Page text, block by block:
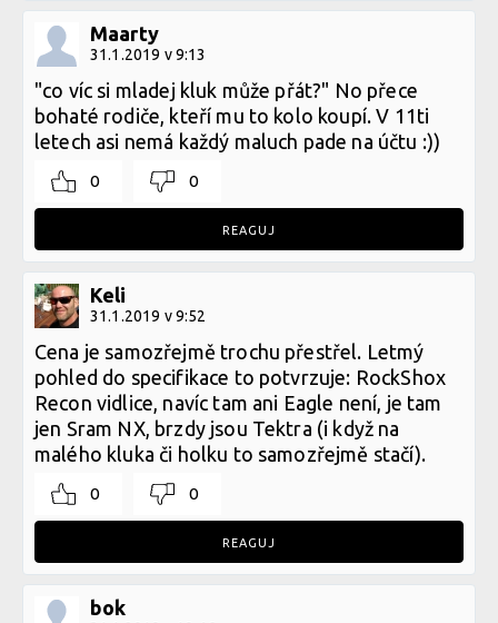
Maarty
31.1.2019 v 9:13
"co víc si mladej kluk může přát?" No přece
bohaté rodiče, kteří mu to kolo koupí. V 11ti
letech asi nemá každý maluch pade na účtu :))
0 0
REAGUJ
Keli
31.1.2019 v 9:52
Cena je samozřejmě trochu přestřel. Letmý
pohled do specifikace to potvrzuje: RockShox
Recon vidlice, navíc tam ani Eagle není, je tam
jen Sram NX, brzdy jsou Tektra (i když na
malého kluka či holku to samozřejmě stačí).
0 0
REAGUJ
bok